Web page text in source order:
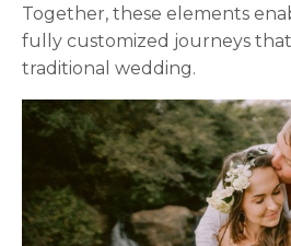
Together, these elements
fully customized journeys
traditional wedding.